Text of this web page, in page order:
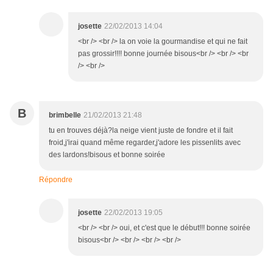
josette 22/02/2013 14:04
<br /> <br /> la on voie la gourmandise et qui ne fait
pas grossir!!!! bonne journée bisous<br /> <br /> <br
/> <br />
B brimbelle 21/02/2013 21:48
tu en trouves déjà?la neige vient juste de fondre et il fait
froid,j'irai quand même regarder,j'adore les pissenlits avec
des lardons!bisous et bonne soirée
Répondre
josette 22/02/2013 19:05
<br /> <br /> oui, et c'est que le début!!! bonne soirée
bisous<br /> <br /> <br /> <br />